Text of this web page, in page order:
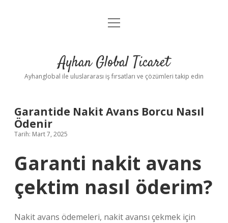
Anasayfa
Yasal Uyarı
menüyü
Ayhan Global Ticaret
Ayhanglobal ile uluslararası iş fırsatları ve çözümleri takip edin
Garantide Nakit Avans Borcu Nasıl
Ödenir
Tarih: Mart 7, 2025
Garanti nakit avans
çektim nasıl öderim?
Nakit avans ödemeleri, nakit avansı çekmek için